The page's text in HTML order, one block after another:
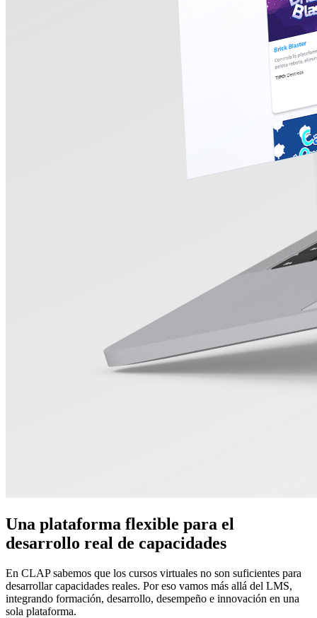
Una plataforma flexible para el
desarrollo real de capacidades
En CLAP sabemos que los cursos virtuales no son suficientes para
desarrollar capacidades reales. Por eso vamos más allá del LMS,
integrando formación, desarrollo, desempeño e innovación en una
sola plataforma.